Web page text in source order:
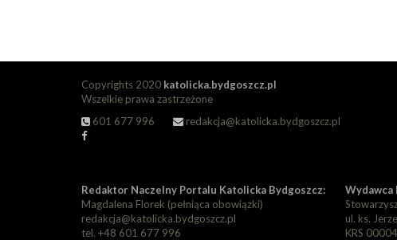
Copyrights 2020 katolicka.bydgoszcz.pl
Wszelkie prawa zastrzeżone
601 677 996
redakcja@katolicka.bydgoszcz.pl
Redaktor Naczelny Portalu Katolicka Bydgoszcz:
Magdalena Florek (pełniąca obowiązki)
redakcja@katolicka.bydgoszcz.pl
tel. +48 601 677 996
Wydawca
ul. ks.
KRS